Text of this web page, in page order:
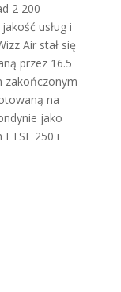
2 200
usług i
Air stał się
przez 16.5
zakończonym
na
jako
250 i